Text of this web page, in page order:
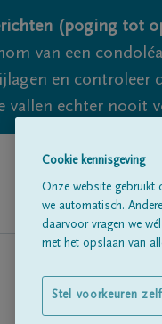
(poging tot
van een
en controleer
vallen echter nooit
Cookie kennisgeving
Onze website gebruikt
we automatisch.
daarvoor vragen we
met het opslaan van
Stel voorkeuren